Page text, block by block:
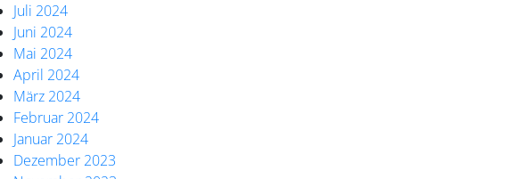
Juli 2024
Juni 2024
Mai 2024
April 2024
März 2024
Februar 2024
Januar 2024
Dezember 2023